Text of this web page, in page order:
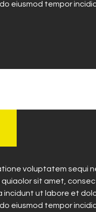
eiusmod tempor
voluptatem sequi
sit amet,
incidunt ut labore et
eiusmod tempor